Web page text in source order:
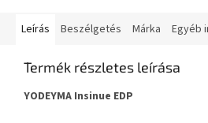
Leírás Beszélgetés Márka Egyéb
Termék részletes leírása
YODEYMA Insinue EDP